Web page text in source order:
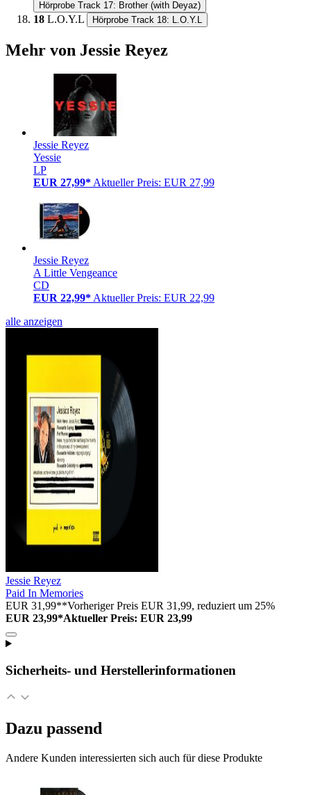
Hörprobe Track 17: Brother (with Deyaz)
18 L.O.Y.L Hörprobe Track 18: L.O.Y.L
Mehr von Jessie Reyez
Jessie Reyez
Yessie
LP
EUR 27,99* Aktueller Preis: EUR 27,99
Jessie Reyez
A Little Vengeance
CD
EUR 22,99* Aktueller Preis: EUR 22,99
alle anzeigen
Jessie Reyez
Paid In Memories
EUR 31,99**Vorheriger Preis EUR 31,99, reduziert um 25%
EUR 23,99*Aktueller Preis: EUR 23,99
Sicherheits- und Herstellerinformationen
Dazu passend
Andere Kunden interessierten sich auch für diese Produkte